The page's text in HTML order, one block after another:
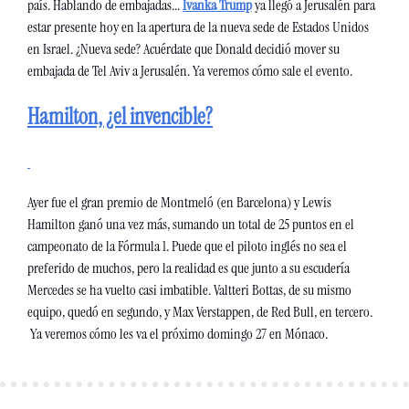
país. Hablando de embajadas... Ivanka Trump ya llegó a Jerusalén para
estar presente hoy en la apertura de la nueva sede de Estados Unidos
en Israel. ¿Nueva sede? Acuérdate que Donald decidió mover su
embajada de Tel Aviv a Jerusalén. Ya veremos cómo sale el evento.
Hamilton, ¿el invencible?
Ayer fue el gran premio de Montmeló (en Barcelona) y Lewis
Hamilton ganó una vez más, sumando un total de 25 puntos en el
campeonato de la Fórmula 1. Puede que el piloto inglés no sea el
preferido de muchos, pero la realidad es que junto a su escudería
Mercedes se ha vuelto casi imbatible. Valtteri Bottas, de su mismo
equipo, quedó en segundo, y Max Verstappen, de Red Bull, en tercero.
Ya veremos cómo les va el próximo domingo 27 en Mónaco.